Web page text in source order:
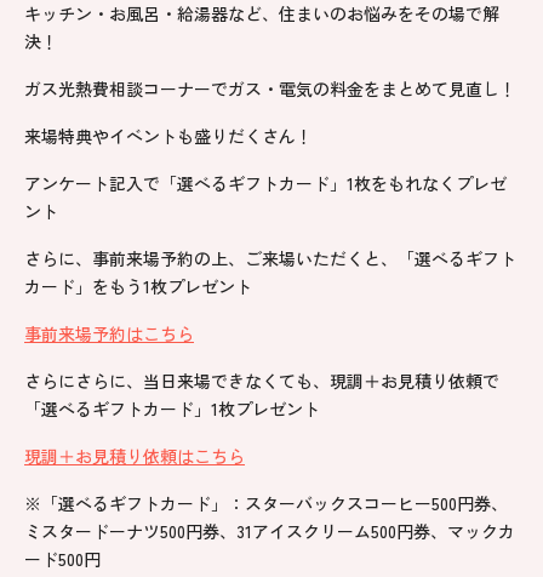
キッチン・お風呂・給湯器など、住まいのお悩みをその場で解
決！
ガス光熱費相談コーナーでガス・電気の料金をまとめて見直し！
来場特典やイベントも盛りだくさん！
アンケート記入で「選べるギフトカード」1枚をもれなくプレゼ
ント
さらに、事前来場予約の上、ご来場いただくと、「選べるギフト
カード」をもう1枚プレゼント
事前来場予約はこちら
さらにさらに、当日来場できなくても、現調＋お見積り依頼で
「選べるギフトカード」1枚プレゼント
現調＋お見積り依頼はこちら
※「選べるギフトカード」：スターバックスコーヒー500円券、
ミスタードーナツ500円券、31アイスクリーム500円券、マックカ
ード500円